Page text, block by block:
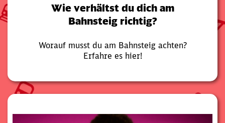
Wie verhältst du dich am
Bahnsteig richtig?
Worauf musst du am Bahnsteig achten?
Erfahre es hier!